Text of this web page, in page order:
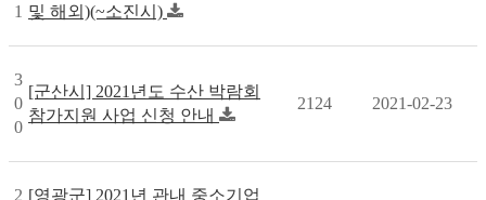
1 및 해외)(~소진시)
3
0
0
[군산시] 2021년도 수산 박람회
참가지원 사업 신청 안내
2124 2021-02-23
2 [영광군] 2021년 관내 중소기업